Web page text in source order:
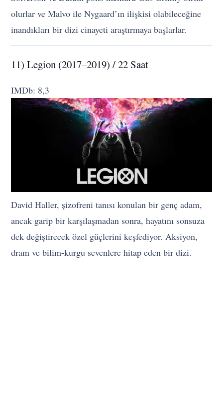
olurlar ve Malvo ile Nygaard’ın ilişkisi olabileceğine
inandıkları bir dizi cinayeti araştırmaya başlarlar.
11) Legion (2017–2019) / 22 Saat
IMDb: 8,3
David Haller, şizofreni tanısı konulan bir genç adam,
ancak garip bir karşılaşmadan sonra, hayatını sonsuza
dek değiştirecek özel güçlerini keşfediyor. Aksiyon,
dram ve bilim-kurgu sevenlere hitap eden bir dizi.